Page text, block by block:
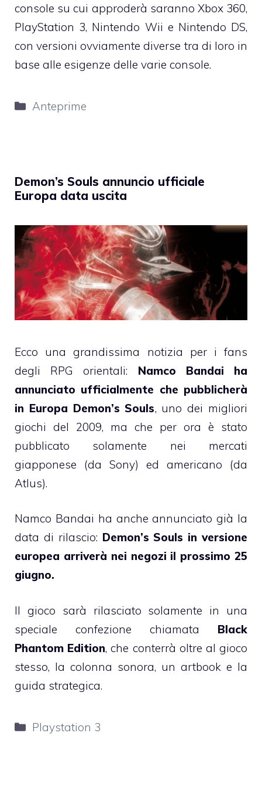
console su cui approderà saranno Xbox 360,
PlayStation 3, Nintendo Wii e Nintendo DS,
con versioni ovviamente diverse tra di loro in
base alle esigenze delle varie console.
Categorie
Anteprime
Demon’s Souls annuncio ufficiale
Europa data uscita
Ecco una grandissima notizia per i fans
degli RPG orientali: Namco Bandai ha
annunciato ufficialmente che pubblicherà
in Europa Demon’s Souls, uno dei migliori
giochi del 2009, ma che per ora è stato
pubblicato solamente nei mercati
giapponese (da Sony) ed americano (da
Atlus).
Namco Bandai ha anche annunciato già la
data di rilascio: Demon’s Souls in versione
europea arriverà nei negozi il prossimo 25
giugno.
Il gioco sarà rilasciato solamente in una
speciale confezione chiamata Black
Phantom Edition, che conterrà oltre al gioco
stesso, la colonna sonora, un artbook e la
guida strategica.
Categorie
Playstation 3